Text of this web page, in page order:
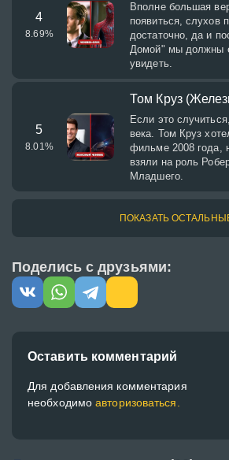
4
8.69%
Вполне большая
появиться, слухов
достаточно, да и
Домой" мы должны
увидеть.
5
8.01 %
Том Круз
Если это
века. Том Круз
фильме 2008 года,
взяли на роль
Младшего.
ПОКАЗАТЬ
Поделись с друзьями:
Оставить комментарий
Для добавления комментария
необходимоавторизоваться.